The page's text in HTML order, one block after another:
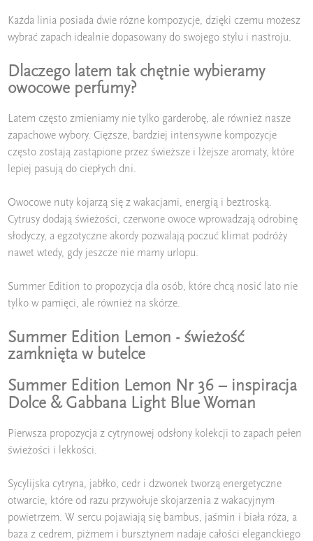
Każda linia posiada dwie różne kompozycje, dzięki czemu możesz
wybrać zapach idealnie dopasowany do swojego stylu i nastroju.
Dlaczego latem tak chętnie wybieramy
owocowe perfumy?
Latem często zmieniamy nie tylko garderobę, ale również nasze
zapachowe wybory. Cięższe, bardziej intensywne kompozycje
często zostają zastąpione przez świeższe i lżejsze aromaty, które
lepiej pasują do ciepłych dni.
Owocowe nuty kojarzą się z wakacjami, energią i beztroską.
Cytrusy dodają świeżości, czerwone owoce wprowadzają odrobinę
słodyczy, a egzotyczne akordy pozwalają poczuć klimat podróży
nawet wtedy, gdy jeszcze nie mamy urlopu.
Summer Edition to propozycja dla osób, które chcą nosić lato nie
tylko w pamięci, ale również na skórze.
Summer Edition Lemon - świeżość
zamknięta w butelce
Summer Edition Lemon Nr 36 – inspiracja
Dolce & Gabbana Light Blue Woman
Pierwsza propozycja z cytrynowej odsłony kolekcji to zapach pełen
świeżości i lekkości.
Sycylijska cytryna, jabłko, cedr i dzwonek tworzą energetyczne
otwarcie, które od razu przywołuje skojarzenia z wakacyjnym
powietrzem. W sercu pojawiają się bambus, jaśmin i biała róża, a
baza z cedrem, piżmem i bursztynem nadaje całości eleganckiego